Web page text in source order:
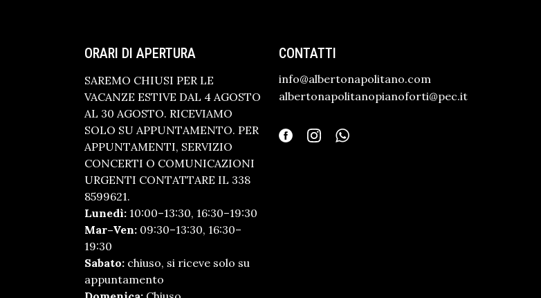
ORARI DI APERTURA
SAREMO CHIUSI PER LE
VACANZE ESTIVE DAL 4 AGOSTO
AL 30 AGOSTO. RICEVIAMO
SOLO SU APPUNTAMENTO. PER
APPUNTAMENTI, SERVIZIO
CONCERTI O COMUNICAZIONI
URGENTI CONTATTARE IL 338
8599621.
Lunedì: 10:00–13:30, 16:30–19:30
Mar–Ven: 09:30–13:30, 16:30–
19:30
Sabato: chiuso, si riceve solo su
appuntamento
CONTATTI
info@albertonapolitano.com
albertonapolitanopianoforti@pec.it